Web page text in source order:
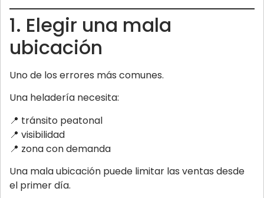
1. Elegir una mala
ubicación
Uno de los errores más comunes.
Una heladería necesita:
📍 tránsito peatonal
📍 visibilidad
📍 zona con demanda
Una mala ubicación puede limitar las ventas desde
el primer día.